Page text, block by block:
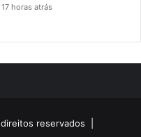
17 horas atrás
reservados |